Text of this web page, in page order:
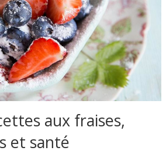
aux fraises,
et santé